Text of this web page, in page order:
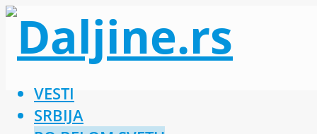
VESTI
SRBIJA